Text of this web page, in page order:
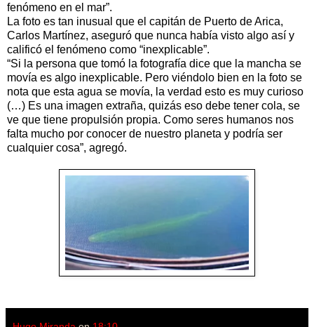
fenómeno en el mar”.
La foto es tan inusual que el capitán de Puerto de Arica,
Carlos Martínez, aseguró que nunca había visto algo así y
calificó el fenómeno como “inexplicable”.
“Si la persona que tomó la fotografía dice que la mancha se
movía es algo inexplicable. Pero viéndolo bien en la foto se
nota que esta agua se movía, la verdad esto es muy curioso
(…) Es una imagen extraña, quizás eso debe tener cola, se
ve que tiene propulsión propia. Como seres humanos nos
falta mucho por conocer de nuestro planeta y podría ser
cualquier cosa”, agregó.